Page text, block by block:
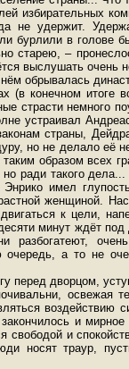
избирательных
не удержит.
бурлили в голове
старею, –
выслушать очень
обрывалась
(в конечном итоге
страсти немного
устраивал
страны,
но не делало её
образом всех
ради такого
Энрико имел
женщиной.
к цели,
минут ждёт
разбогатеют,
очередь, а то не
перед дворцом,
воздействию
и
свободой и
носят траур,